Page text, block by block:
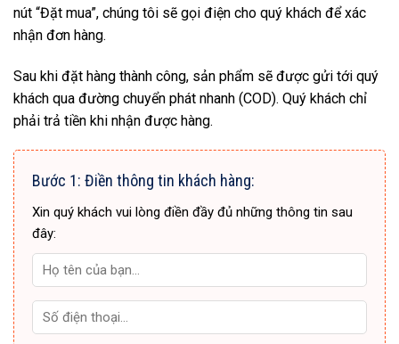
nút “Đặt mua”, chúng tôi sẽ gọi điện cho quý khách để xác
nhận đơn hàng.
Sau khi đặt hàng thành công, sản phẩm sẽ được gửi tới quý
khách qua đường chuyển phát nhanh (COD). Quý khách chỉ
phải trả tiền khi nhận được hàng.
Bước 1: Điền thông tin khách hàng:
Xin quý khách vui lòng điền đầy đủ những thông tin sau
đây: